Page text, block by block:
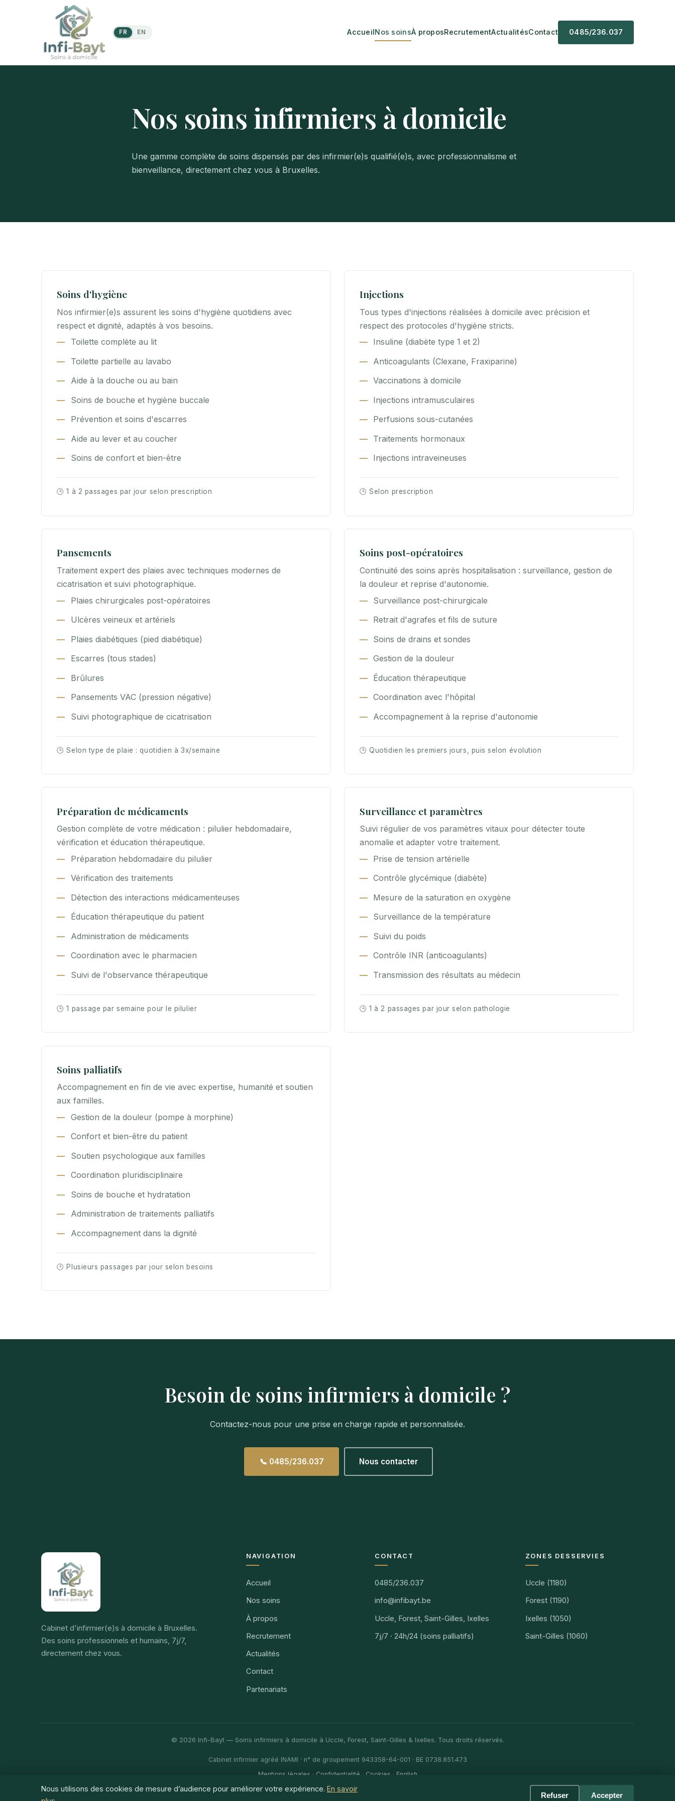
FR EN AccueilNos soinsÀ proposRecrutementActualitésContact 0485/236.037
Nos soins infirmiers à domicile
Une gamme complète de soins dispensés par des infirmier(e)s qualifié(e)s, avec professionnalisme et
bienveillance, directement chez vous à Bruxelles.
Soins d'hygiène
Nos infirmier(e)s assurent les soins d'hygiène quotidiens avec
respect et dignité, adaptés à vos besoins.
Toilette complète au lit
Toilette partielle au lavabo
Aide à la douche ou au bain
Soins de bouche et hygiène buccale
Prévention et soins d'escarres
Aide au lever et au coucher
Soins de confort et bien-être
🕒 1 à 2 passages par jour selon prescription
Injections
Tous types d'injections réalisées à domicile avec précision et
respect des protocoles d'hygiène stricts.
Insuline (diabète type 1 et 2)
Anticoagulants (Clexane, Fraxiparine)
Vaccinations à domicile
Injections intramusculaires
Perfusions sous-cutanées
Traitements hormonaux
Injections intraveineuses
🕒 Selon prescription
Pansements
Traitement expert des plaies avec techniques modernes de
cicatrisation et suivi photographique.
Plaies chirurgicales post-opératoires
Ulcères veineux et artériels
Plaies diabétiques (pied diabétique)
Escarres (tous stades)
Brûlures
Pansements VAC (pression négative)
Suivi photographique de cicatrisation
🕒 Selon type de plaie : quotidien à 3x/semaine
Soins post-opératoires
Continuité des soins après hospitalisation : surveillance, gestion de
la douleur et reprise d'autonomie.
Surveillance post-chirurgicale
Retrait d'agrafes et fils de suture
Soins de drains et sondes
Gestion de la douleur
Éducation thérapeutique
Coordination avec l'hôpital
Accompagnement à la reprise d'autonomie
🕒 Quotidien les premiers jours, puis selon évolution
Préparation de médicaments
Gestion complète de votre médication : pilulier hebdomadaire,
vérification et éducation thérapeutique.
Préparation hebdomadaire du pilulier
Vérification des traitements
Détection des interactions médicamenteuses
Éducation thérapeutique du patient
Administration de médicaments
Coordination avec le pharmacien
Suivi de l'observance thérapeutique
🕒 1 passage par semaine pour le pilulier
Surveillance et paramètres
Suivi régulier de vos paramètres vitaux pour détecter toute
anomalie et adapter votre traitement.
Prise de tension artérielle
Contrôle glycémique (diabète)
Mesure de la saturation en oxygène
Surveillance de la température
Suivi du poids
Contrôle INR (anticoagulants)
Transmission des résultats au médecin
🕒 1 à 2 passages par jour selon pathologie
Soins palliatifs
Accompagnement en fin de vie avec expertise, humanité et soutien
aux familles.
Gestion de la douleur (pompe à morphine)
Confort et bien-être du patient
Soutien psychologique aux familles
Coordination pluridisciplinaire
Soins de bouche et hydratation
Administration de traitements palliatifs
Accompagnement dans la dignité
🕒 Plusieurs passages par jour selon besoins
Besoin de soins infirmiers à domicile ?
Contactez-nous pour une prise en charge rapide et personnalisée.
📞 0485/236.037 Nous contacter
Cabinet d'infirmier(e)s à domicile à Bruxelles.
Des soins professionnels et humains, 7j/7,
directement chez vous.
NAVIGATION
Accueil
Nos soins
À propos
Recrutement
Actualités
Contact
Partenariats
CONTACT
0485/236.037
info@infibayt.be
Uccle, Forest, Saint-Gilles, Ixelles
7j/7 · 24h/24 (soins palliatifs)
ZONES DESSERVIES
Uccle (1180)
Forest (1190)
Ixelles (1050)
Saint-Gilles (1060)
© 2026 Infi-Bayt — Soins infirmiers à domicile à Uccle, Forest, Saint-Gilles & Ixelles. Tous droits réservés.
Cabinet infirmier agréé INAMI · n° de groupement 943358-64-001 · BE 0738.851.473
Mentions légales · Confidentialité · Cookies · English
Fait par
Nous utilisons des cookies de mesure d’audience pour améliorer votre expérience. En savoir
Refuser Accepter